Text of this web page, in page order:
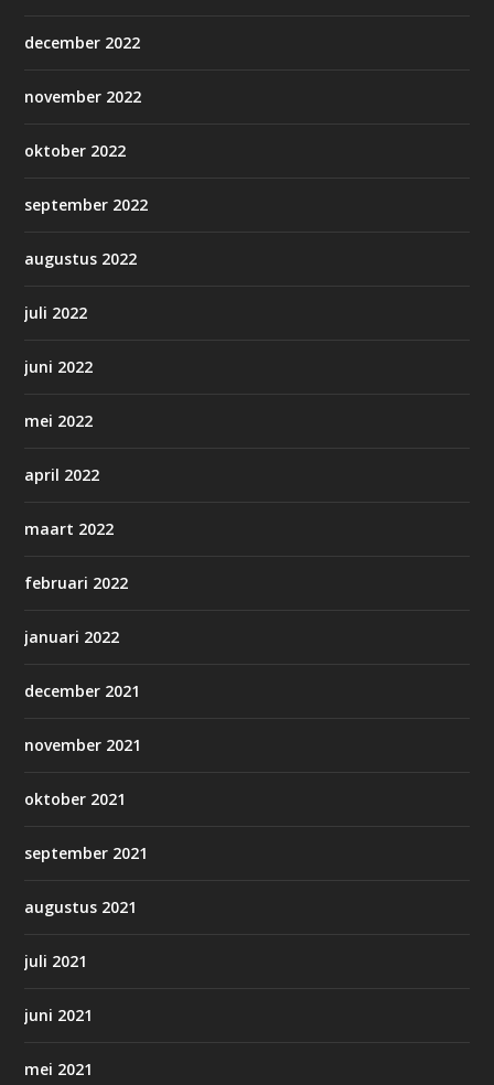
december 2022
november 2022
oktober 2022
september 2022
augustus 2022
juli 2022
juni 2022
mei 2022
april 2022
maart 2022
februari 2022
januari 2022
december 2021
november 2021
oktober 2021
september 2021
augustus 2021
juli 2021
juni 2021
mei 2021